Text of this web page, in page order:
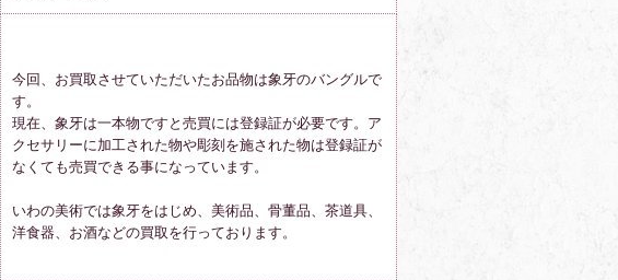
今回、お買取させていただいたお品物は象牙のバングルで
す。
現在、象牙は一本物ですと売買には登録証が必要です。ア
クセサリーに加工された物や彫刻を施された物は登録証が
なくても売買できる事になっています。
いわの美術では象牙をはじめ、美術品、骨董品、茶道具、
洋食器、お酒などの買取を行っております。